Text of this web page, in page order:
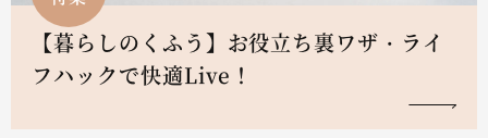
【暮らしのくふう】お役立ち裏ワザ・ライ
フハックで快適Live！